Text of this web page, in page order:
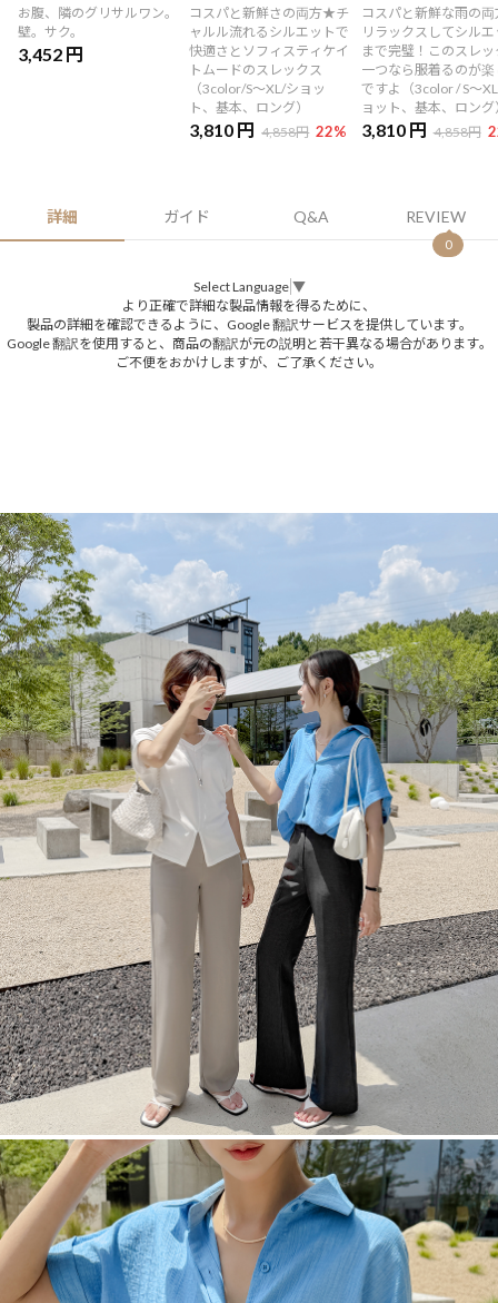
お腹、隣のグリサルワン。
壁。サク。
3,452 円
コスパと新鮮さの両方★チ
ャルル流れるシルエットで
快適さとソフィスティケイ
トムードのスレックス
（3color/S～XL/ショッ
ト、基本、ロング）
3,810 円 4,858円 22%
コスパと新鮮な雨の
リラックスしてシルエ
まで完璧！このスレッ
一つなら服着るのが楽
ですよ（3color / S～
ョット、基本、ロング
3,810 円 4,858円
詳細 ガイド Q&A REVIEW
0
Select Language ▼
より正確で詳細な製品情報を得るために、
製品の詳細を確認できるように、Google 翻訳サービスを提供しています。
Google 翻訳を使用すると、商品の翻訳が元の説明と若干異なる場合があります。
ご不便をおかけしますが、ご了承ください。